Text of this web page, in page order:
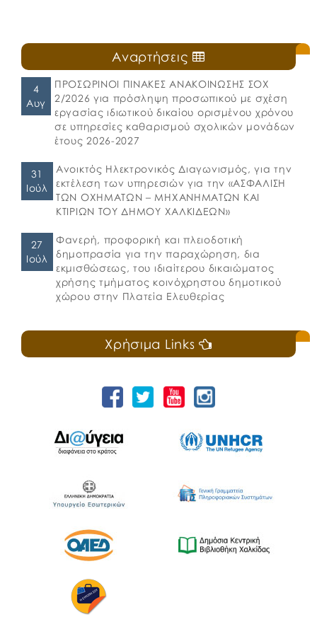
Αναρτήσεις
4
Αυγ
ΠΡΟΣΩΡΙΝΟΙ ΠΙΝΑΚΕΣ ΑΝΑΚΟΙΝΩΣΗΣ ΣΟΧ
2/2026 για πρόσληψη προσωπικού με σχέση
εργασίας ιδιωτικού δικαίου ορισμένου χρόνου
σε υπηρεσίες καθαρισμού σχολικών μονάδων
έτους 2026-2027
31
Ιούλ
Ανοικτός Ηλεκτρονικός Διαγωνισμός, για την
εκτέλεση των υπηρεσιών για την «ΑΣΦΑΛΙΣΗ
ΤΩΝ ΟΧΗΜΑΤΩΝ – ΜΗΧΑΝΗΜΑΤΩΝ ΚΑΙ
ΚΤΙΡΙΩΝ ΤΟΥ ΔΗΜΟΥ ΧΑΛΚΙΔΕΩΝ»
27
Ιούλ
Φανερή, προφορική και πλειοδοτική
δημοπρασία για την παραχώρηση, δια
εκμισθώσεως, του ιδιαίτερου δικαιώματος
χρήσης τμήματος κοινόχρηστου δημοτικού
χώρου στην Πλατεία Ελευθερίας
Χρήσιμα Links